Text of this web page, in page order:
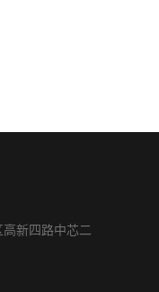
新四路中芯二